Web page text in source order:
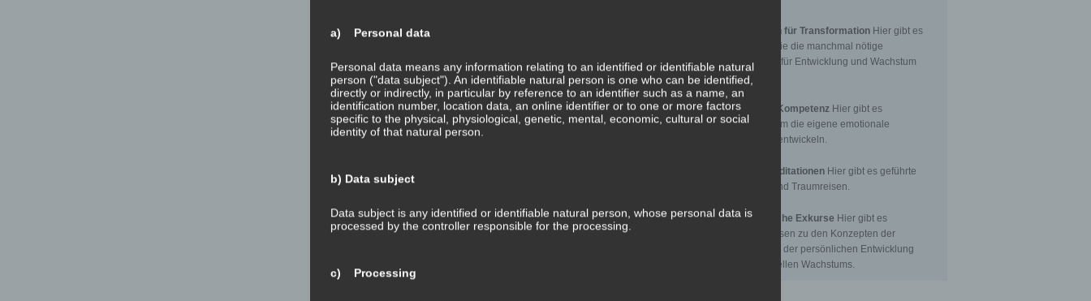
⇒ Meditationen für TransformationHier gibt es
Meditationen, die die manchmal nötige
Transformation für Entwicklung und Wachstum
anstoßen.
⇒ Emotionale KompetenzHier gibt es
Meditationen, um die eigene emotionale
Kompetenz zu entwickeln.
⇒ Geführte MeditationenHier gibt es geführte
Meditationen und Traumreisen.
⇒ Philosophische Exkurse Hier gibt es
Hintergrundwissen zu den Konzepten der
Transformation, der persönlichen Entwicklung
und des spirituellen Wachstums.
a) Personal data
Personal data means any information relating to an identified or identifiable natural
person ("data subject"). An identifiable natural person is one who can be identified,
directly or indirectly, in particular by reference to an identifier such as a name, an
identification number, location data, an online identifier or to one or more factors
specific to the physical, physiological, genetic, mental, economic, cultural or social
identity of that natural person.
b) Data subject
Data subject is any identified or identifiable natural person, whose personal data is
processed by the controller responsible for the processing.
c) Processing